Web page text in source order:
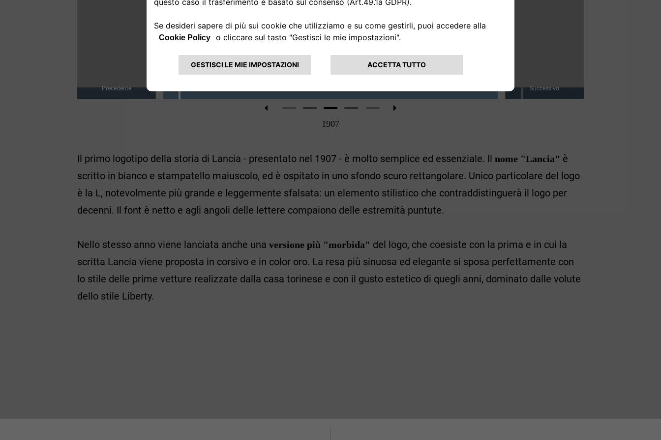
Precedente Successivo
1907
Il primo logotipo della storia di Lancia - presentato nel 1907 - è molto semplice ed essenziale. Il nome "Lancia" è
scritto in bianco e stampatello maiuscolo, ed è ospitato in uno sfondo scuro rettangolare. Unico particolare del logo
è la L, notevolmente più grande e leggermente sfalsata: un elemento stilistico che contraddistinguerà il logo per
decenni. Il font è netto e agli angoli delle lettere compaiono delle estremità puntute.
Nello stesso anno viene lanciata anche una versione più "morbida" del logo, che coesiste con la prima e in cui la
scritta Lancia viene proposta in corsivo e in color oro. La resa più sinuosa ed elegante si sposa perfettamente con
lo stile delle prime vetture realizzate dalla casa torinese e con il gusto estetico di quegli anni, dominato dalle volute
dello stile Liberty.